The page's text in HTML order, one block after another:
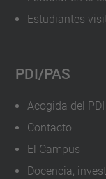
Estudiantes
PDI/PAS
Acogida del PDI
Contacto
El Campus
Docencia,